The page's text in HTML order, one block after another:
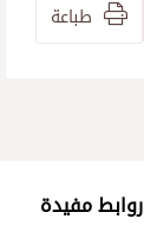
طباعة
روابط مفيدة